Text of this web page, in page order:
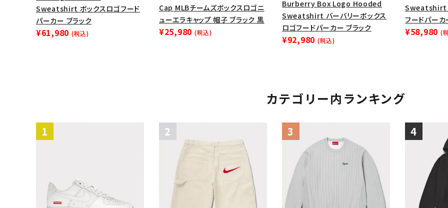
Sweatshirt ボックスロゴフード
パーカー ブラック
¥61,980 (税込)
Cap MLBチームズボックスロゴニ
ューエラキャップ 帽子 ブラック 黒
¥25,980 (税込)
Burberry Box Logo Hooded
Sweatshirt バーバリーボックス
ロゴフードパーカー ブラック
¥92,980 (税込)
Sweatshirt
フードパーカ
¥58,980 (
カテゴリー内ランキング